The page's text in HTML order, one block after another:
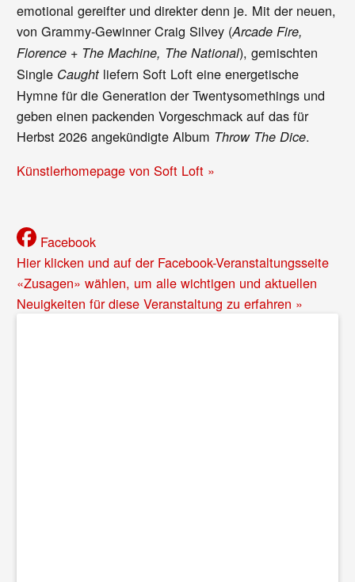
emotional gereifter und direkter denn je. Mit der neuen,
von Grammy-Gewinner Craig Silvey (Arcade Fire,
Florence + The Machine, The National), gemischten
Single Caught liefern Soft Loft eine energetische
Hymne für die Generation der Twentysomethings und
geben einen packenden Vorgeschmack auf das für
Herbst 2026 angekündigte Album Throw The Dice.
Künstlerhomepage von Soft Loft »
Facebook
Hier klicken und auf der Facebook-Veranstaltungsseite
«Zusagen» wählen, um alle wichtigen und aktuellen
Neuigkeiten für diese Veranstaltung zu erfahren »